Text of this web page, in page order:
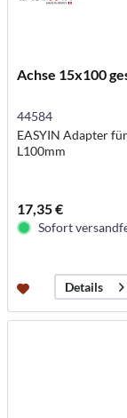
Achse 15x100
44584
EASYIN Adapter
L100mm
17,35 €
Sofort
Details